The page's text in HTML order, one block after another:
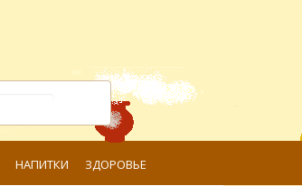
НАПИТКИ ЗДОРОВЬЕ